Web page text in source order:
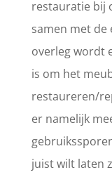
restauratie bij
samen met de
overleg wordt
is om het
restaureren/
er namelijk
juist wilt laten